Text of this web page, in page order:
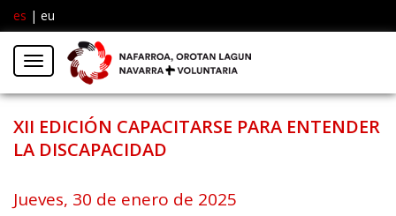
es | eu
Menú
XII EDICIÓN CAPACITARSE PARA ENTENDER
LA DISCAPACIDAD
Jueves, 30 de enero de 2025